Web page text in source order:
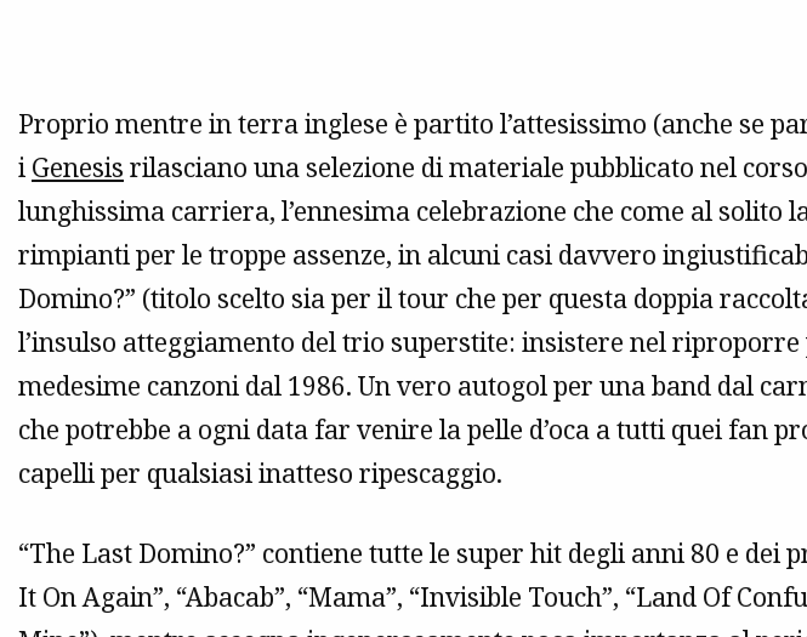
Proprio mentre in terra inglese è partito l’attesissimo (anche se
i Genesis rilasciano una selezione di materiale pubblicato nel
lunghissima carriera, l’ennesima celebrazione che come al solito
rimpianti per le troppe assenze, in alcuni casi davvero
Domino?” (titolo scelto sia per il tour che per questa doppia
l’insulso atteggiamento del trio superstite: insistere nel
medesime canzoni dal 1986. Un vero autogol per una band dal
che potrebbe a ogni data far venire la pelle d’oca a tutti quei fan
capelli per qualsiasi inatteso ripescaggio.
“The Last Domino?” contiene tutte le super hit degli anni 80 e dei
It On Again”, “Abacab”, “Mama”, “Invisible Touch”, “Land Of